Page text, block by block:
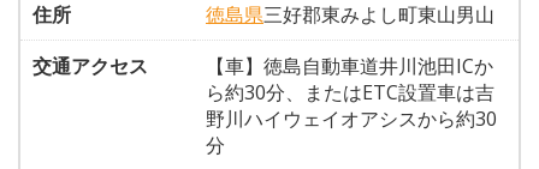
住所
徳島県三好郡東みよし町東山男山
交通アクセス
【車】徳島自動車道井川池田ICか
ら約30分、またはETC設置車は吉
野川ハイウェイオアシスから約30
分